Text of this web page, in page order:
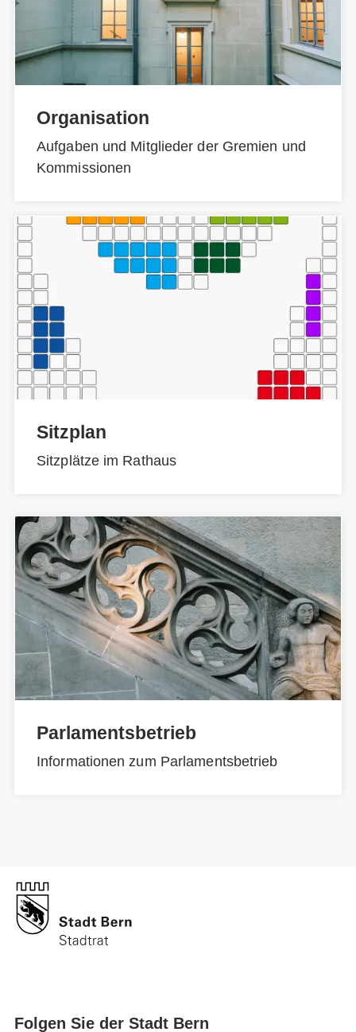
Organisation
Aufgaben und Mitglieder der Gremien und
Kommissionen
Sitzplan
Sitzplätze im Rathaus
Parlamentsbetrieb
Informationen zum Parlamentsbetrieb
Folgen Sie der Stadt Bern